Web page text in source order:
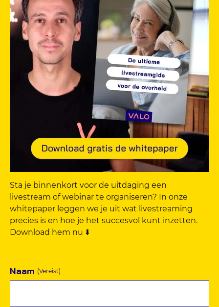
Sta je binnenkort voor de uitdaging een
livestream of webinar te organiseren? In onze
whitepaper leggen we je uit wat livestreaming
precies is en hoe je het succesvol kunt inzetten.
Download hem nu ⬇️
Naam (Vereist)